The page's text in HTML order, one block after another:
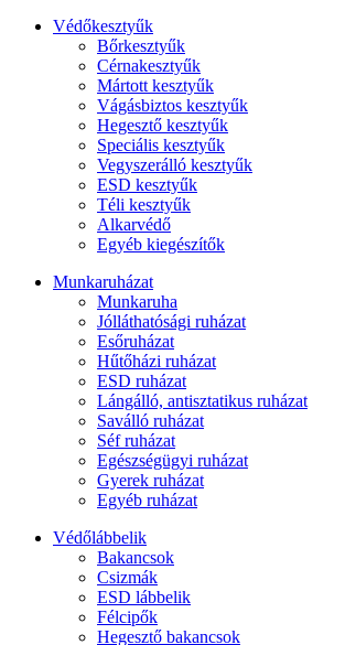
Védőkesztyűk
Bőrkesztyűk
Cérnakesztyűk
Mártott kesztyűk
Vágásbiztos kesztyűk
Hegesztő kesztyűk
Speciális kesztyűk
Vegyszerálló kesztyűk
ESD kesztyűk
Téli kesztyűk
Alkarvédő
Egyéb kiegészítők
Munkaruházat
Munkaruha
Jólláthatósági ruházat
Esőruházat
Hűtőházi ruházat
ESD ruházat
Lángálló, antisztatikus ruházat
Saválló ruházat
Séf ruházat
Egészségügyi ruházat
Gyerek ruházat
Egyéb ruházat
Védőlábbelik
Bakancsok
Csizmák
ESD lábbelik
Félcipők
Hegesztő bakancsok